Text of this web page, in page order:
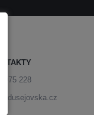
075 228